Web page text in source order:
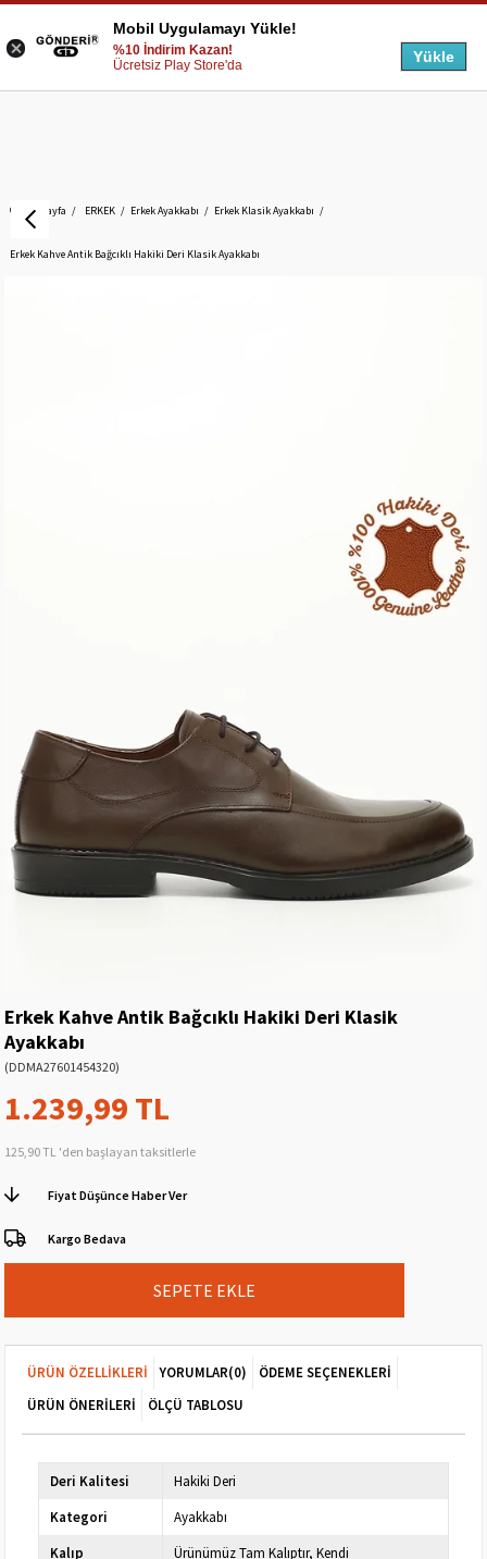
Anasayfa ERKEK Erkek Ayakkabı Erkek Klasik Ayakkabı
Erkek Kahve Antik Bağcıklı Hakiki Deri Klasik Ayakkabı
Erkek Kahve Antik Bağcıklı Hakiki Deri Klasik
Ayakkabı
(DDMA27601454320)
1.239,99 TL
125,90 TL 'den başlayan taksitlerle
Fiyat Düşünce Haber Ver
Kargo Bedava
ÜRÜN ÖZELLIKLERI YORUMLAR(0)
ÖDEME SEÇENEKLERI
ÜRÜN ÖNERILERI
ÖLÇÜ TABLOSU
Deri Kalitesi
Hakiki Deri
Kategori
Ayakkabı
Kalıp
Ürünümüz Tam Kalıptır, Kendi
Mobil Uygulamayı Yükle!
%10 İndirim Kazan!
Ücretsiz Play Store'da
Yükle